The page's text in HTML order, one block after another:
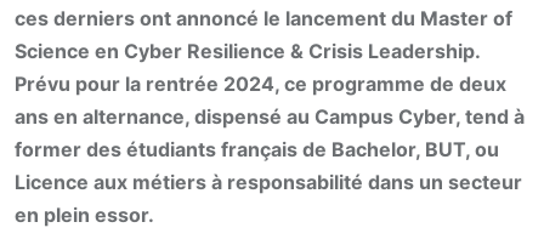
ces derniers ont annoncé le lancement du Master of
Science en Cyber Resilience & Crisis Leadership.
Prévu pour la rentrée 2024, ce programme de deux
ans en alternance, dispensé au Campus Cyber, tend à
former des étudiants français de Bachelor, BUT, ou
Licence aux métiers à responsabilité dans un secteur
en plein essor.